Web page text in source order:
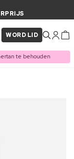
WORD LID
te behouden